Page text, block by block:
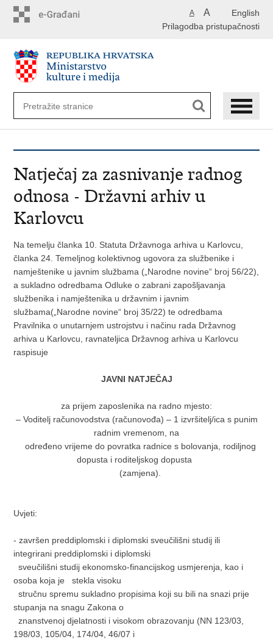
English
A A
Prilagodba pristupačnosti
Natječaj za zasnivanje radnog
odnosa - Državni arhiv u
Karlovcu
Na temelju članka 10. Statuta Državnoga arhiva u Karlovcu,
članka 24. Temeljnog kolektivnog ugovora za službenike i
namještenike u javnim službama („Narodne novine“ broj 56/22),
a sukladno odredbama Odluke o zabrani zapošljavanja
službenika i namještenika u državnim i javnim
službama(„Narodne novine“ broj 35/22) te odredbama
Pravilnika o unutarnjem ustrojstvu i načinu rada Državnog
arhiva u Karlovcu, ravnateljica Državnog arhiva u Karlovcu
raspisuje
JAVNI NATJEČAJ
za prijem zaposlenika na radno mjesto:
– Voditelj računovodstva (računovođa) – 1 izvršitelj/ica s punim
radnim vremenom, na
određeno vrijeme do povratka radnice s bolovanja, rodiljnog
dopusta i roditeljskog dopusta
(zamjena).
Uvjeti:
- završen preddiplomski i diplomski sveučilišni studij ili
integrirani preddiplomski i diplomski
sveučilišni studij ekonomsko-financijskog usmjerenja, kao i
osoba koja je stekla visoku
stručnu spremu sukladno propisima koji su bili na snazi prije
stupanja na snagu Zakona o
znanstvenoj djelatnosti i visokom obrazovanju (NN 123/03,
198/03, 105/04, 174/04, 46/07 i